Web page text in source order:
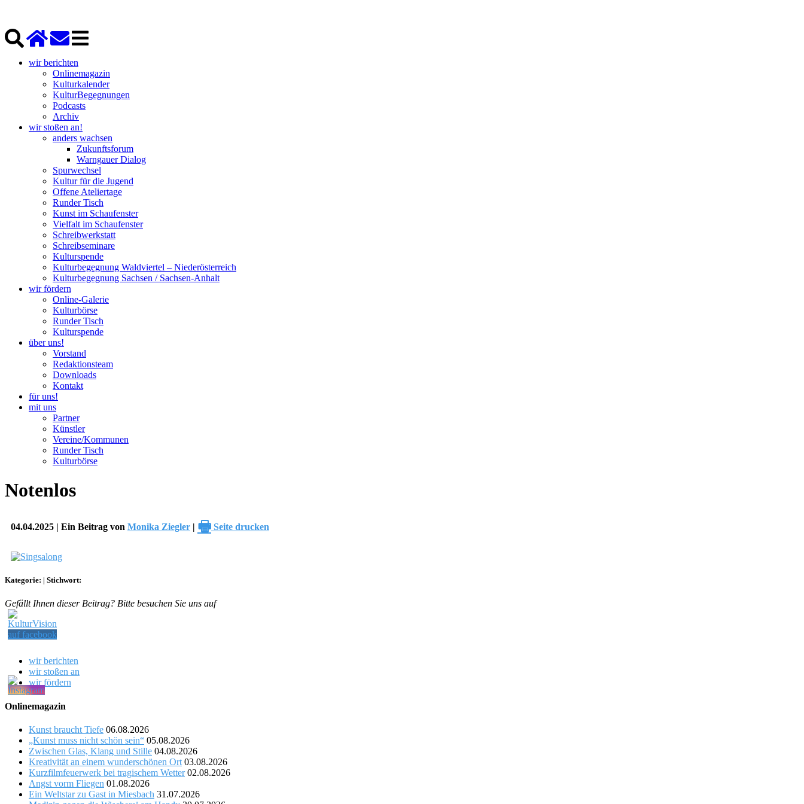
wir berichten
Onlinemagazin
Kulturkalender
KulturBegegnungen
Podcasts
Archiv
wir stoßen an!
anders wachsen
Zukunftsforum
Warngauer Dialog
Spurwechsel
Kultur für die Jugend
Offene Ateliertage
Runder Tisch
Kunst im Schaufenster
Vielfalt im Schaufenster
Schreibwerkstatt
Schreibseminare
Kulturspende
Kulturbegegnung Waldviertel – Niederösterreich
Kulturbegegnung Sachsen / Sachsen-Anhalt
wir fördern
Online-Galerie
Kulturbörse
Runder Tisch
Kulturspende
über uns!
Vorstand
Redaktionsteam
Downloads
Kontakt
für uns!
mit uns
Partner
Künstler
Vereine/Kommunen
Runder Tisch
Kulturbörse
Notenlos
04.04.2025 | Ein Beitrag von Monika Ziegler | 🖶 Seite drucken
Kategorie: | Stichwort:
Gefällt Ihnen dieser Beitrag? Bitte besuchen Sie uns auf
wir berichten
wir stoßen an
wir fördern
Onlinemagazin
Kunst braucht Tiefe 06.08.2026
„Kunst muss nicht schön sein“ 05.08.2026
Zwischen Glas, Klang und Stille 04.08.2026
Kreativität an einem wunderschönen Ort 03.08.2026
Kurzfilmfeuerwerk bei tragischem Wetter 02.08.2026
Angst vorm Fliegen 01.08.2026
Ein Weltstar zu Gast in Miesbach 31.07.2026